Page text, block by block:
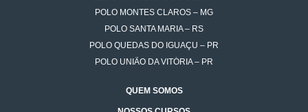
POLO MONTES CLAROS – MG
POLO SANTA MARIA – RS
POLO QUEDAS DO IGUAÇU – PR
POLO UNIÃO DA VITÓRIA – PR
QUEM SOMOS